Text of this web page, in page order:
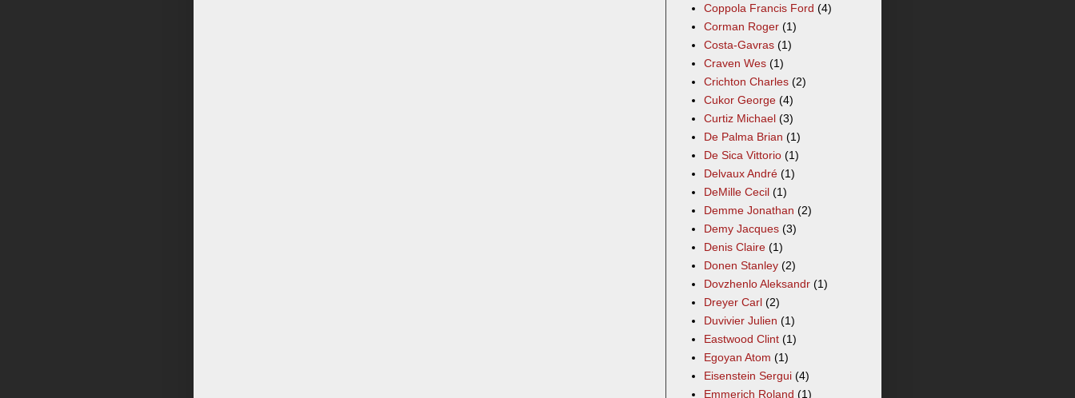
Coppola Francis Ford (4)
Corman Roger (1)
Costa-Gavras (1)
Craven Wes (1)
Crichton Charles (2)
Cukor George (4)
Curtiz Michael (3)
De Palma Brian (1)
De Sica Vittorio (1)
Delvaux André (1)
DeMille Cecil (1)
Demme Jonathan (2)
Demy Jacques (3)
Denis Claire (1)
Donen Stanley (2)
Dovzhenlo Aleksandr (1)
Dreyer Carl (2)
Duvivier Julien (1)
Eastwood Clint (1)
Egoyan Atom (1)
Eisenstein Sergui (4)
Emmerich Roland (1)